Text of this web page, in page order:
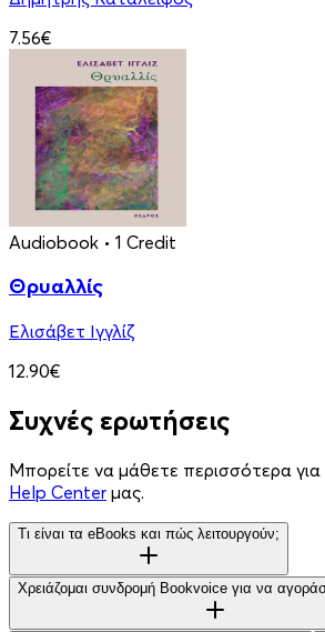
7.56€
Audiobook • 1 Credit
Θρυαλλίς
Ελισάβετ Ιγγλίζ
12.90€
Συχνές ερωτήσεις
Μπορείτε να μάθετε περισσότερα
Help Center μας.
Τι είναι τα eBooks και πώς λειτουργούν;
Χρειάζομαι συνδρομή Bookvoice για να